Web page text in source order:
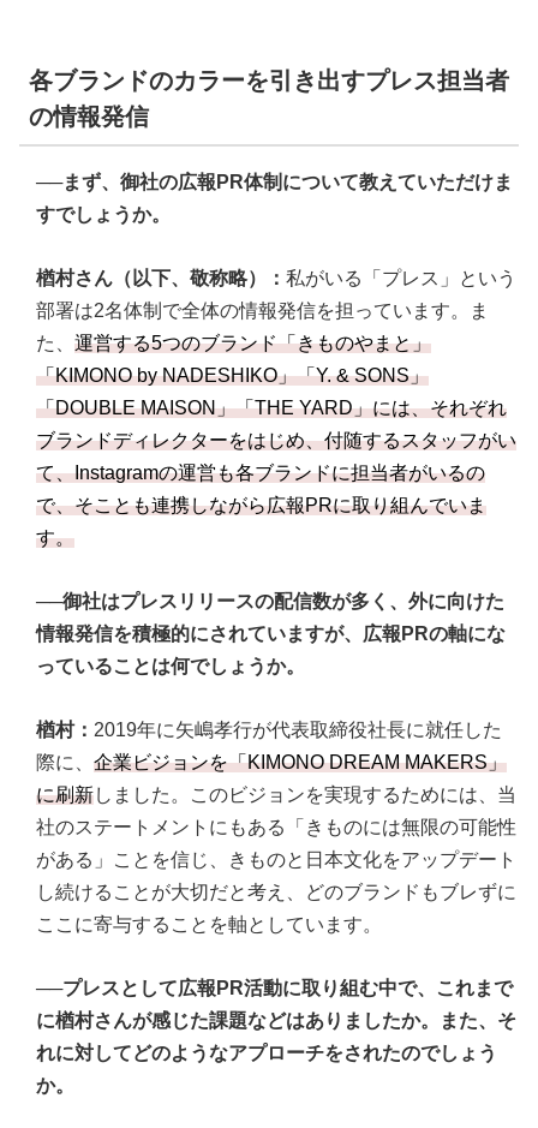
各ブランドのカラーを引き出すプレス担当者
の情報発信
──まず、御社の広報PR体制について教えていただけま
すでしょうか。
楢村さん（以下、敬称略）： 私がいる「プレス」という
部署は2名体制で全体の情報発信を担っています。ま
た、 運営する5つのブランド「きものやまと」
「KIMONO by NADESHIKO」「Y. & SONS」
「DOUBLE MAISON」「THE YARD」には、それぞれ
ブランドディレクターをはじめ、付随するスタッフがい
て、Instagramの運営も各ブランドに担当者がいるの
で、そことも連携しながら広報PRに取り組んでいま
す。
──御社はプレスリリースの配信数が多く、外に向けた
情報発信を積極的にされていますが、広報PRの軸にな
っていることは何でしょうか。
楢村： 2019年に矢嶋孝行が代表取締役社長に就任した
際に、 企業ビジョンを「KIMONO DREAM MAKERS」
に刷新しました。このビジョンを実現するためには、当
社のステートメントにもある「きものには無限の可能性
がある」ことを信じ、きものと日本文化をアップデート
し続けることが大切だと考え、どのブランドもブレずに
ここに寄与することを軸としています。
──プレスとして広報PR活動に取り組む中で、これまで
に楢村さんが感じた課題などはありましたか。また、そ
れに対してどのようなアプローチをされたのでしょう
か。